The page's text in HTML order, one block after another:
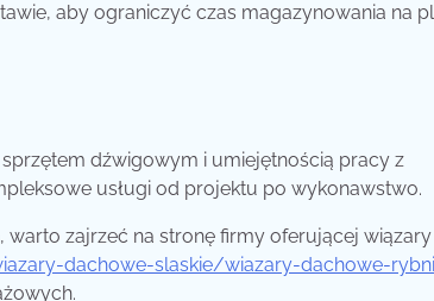
aby ograniczyć czas magazynowania na
dźwigowym i umiejętnością pracy z
usługi od projektu po wykonawstwo.
zajrzeć na stronę firmy oferującej wiązary
dachowe-slaskie/wiazary-dachowe-